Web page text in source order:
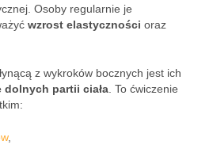
Osoby regularnie je
wzrost elastyczności oraz
z wykroków bocznych jest ich
dolnych partii ciała . To ćwiczenie
,